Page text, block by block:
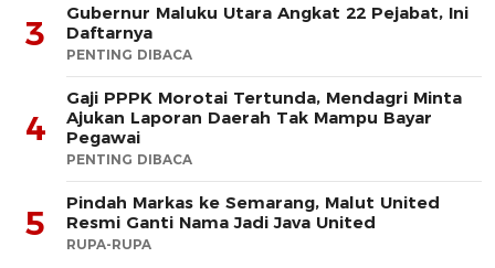
3
Gubernur Maluku Utara Angkat 22 Pejabat, Ini
Daftarnya
PENTING DIBACA
4
Gaji PPPK Morotai Tertunda, Mendagri Minta
Ajukan Laporan Daerah Tak Mampu Bayar
Pegawai
PENTING DIBACA
5
Pindah Markas ke Semarang, Malut United
Resmi Ganti Nama Jadi Java United
RUPA-RUPA